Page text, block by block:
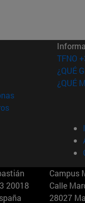
nueva ventana)
ventana)
en nueva ventana)
(abre en nueva
(abre en nueva
TFNO
¿QUÉ
¿QUÉ
20018
Campus
Calle
28027